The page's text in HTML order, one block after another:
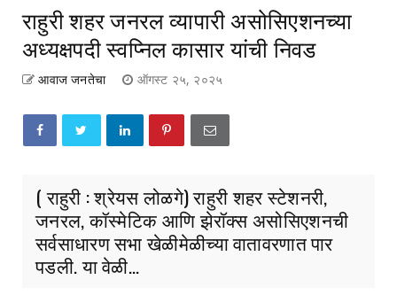
राहुरी शहर जनरल व्यापारी असोसिएशनच्या
अध्यक्षपदी स्वप्निल कासार यांची निवड
आवाज जनतेचा ऑगस्ट २५, २०२५
( राहुरी : श्रेयस लोळगे) राहुरी शहर स्टेशनरी,
जनरल, कॉस्मेटिक आणि झेरॉक्स असोसिएशनची
सर्वसाधारण सभा खेळीमेळीच्या वातावरणात पार
पडली. या वेळी...